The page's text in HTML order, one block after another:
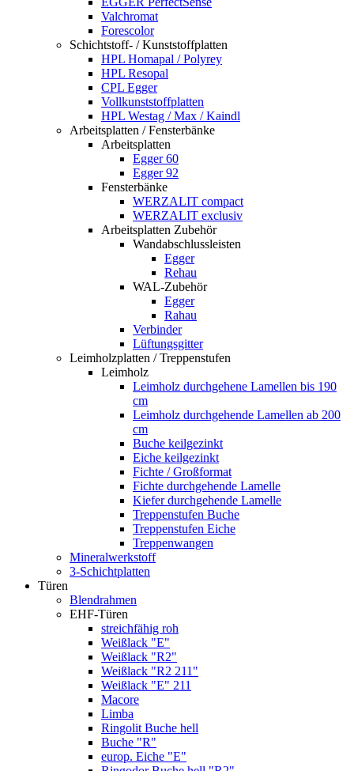
Valchromat
Forescolor
Schichtstoff- / Kunststoffplatten
HPL Homapal / Polyrey
HPL Resopal
CPL Egger
Vollkunststoffplatten
HPL Westag / Max / Kaindl
Arbeitsplatten / Fensterbänke
Arbeitsplatten
Egger 60
Egger 92
Fensterbänke
WERZALIT compact
WERZALIT exclusiv
Arbeitsplatten Zubehör
Wandabschlussleisten
Egger
Rehau
WAL-Zubehör
Egger
Rahau
Verbinder
Lüftungsgitter
Leimholzplatten / Treppenstufen
Leimholz
Leimholz durchgehene Lamellen bis 190
cm
Leimholz durchgehende Lamellen ab 200
cm
Buche keilgezinkt
Eiche keilgezinkt
Fichte / Großformat
Fichte durchgehende Lamelle
Kiefer durchgehende Lamelle
Treppenstufen Buche
Treppenstufen Eiche
Treppenwangen
Mineralwerkstoff
3-Schichtplatten
Türen
Blendrahmen
EHF-Türen
streichfähig roh
Weißlack "E"
Weißlack "R2"
Weißlack "R2 211"
Weißlack "E" 211
Macore
Limba
Ringolit Buche hell
Buche "R"
europ. Eiche "E"